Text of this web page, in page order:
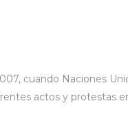
cuando Naciones
actos y protestas